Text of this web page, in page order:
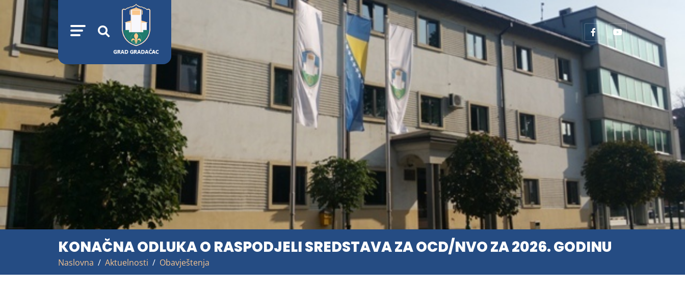
KONAČNA ODLUKA O RASPODJELI SREDSTAVA ZA OCD/NVO ZA 2026. GODINU
Naslovna Aktuelnosti Obavještenja